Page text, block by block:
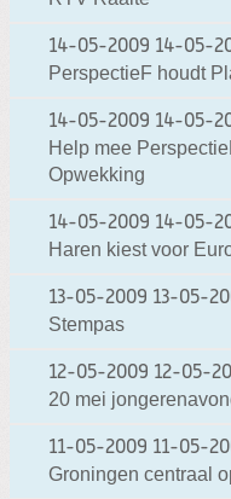
14-05-2009 14-05-
PerspectieF houdt
14-05-2009 14-05-
Help mee
Opwekking
14-05-2009 14-05-
Haren kiest voor
13-05-2009 13-05-
Stempas
12-05-2009 12-05-
20 mei
11-05-2009 11-05-
Groningen centraal